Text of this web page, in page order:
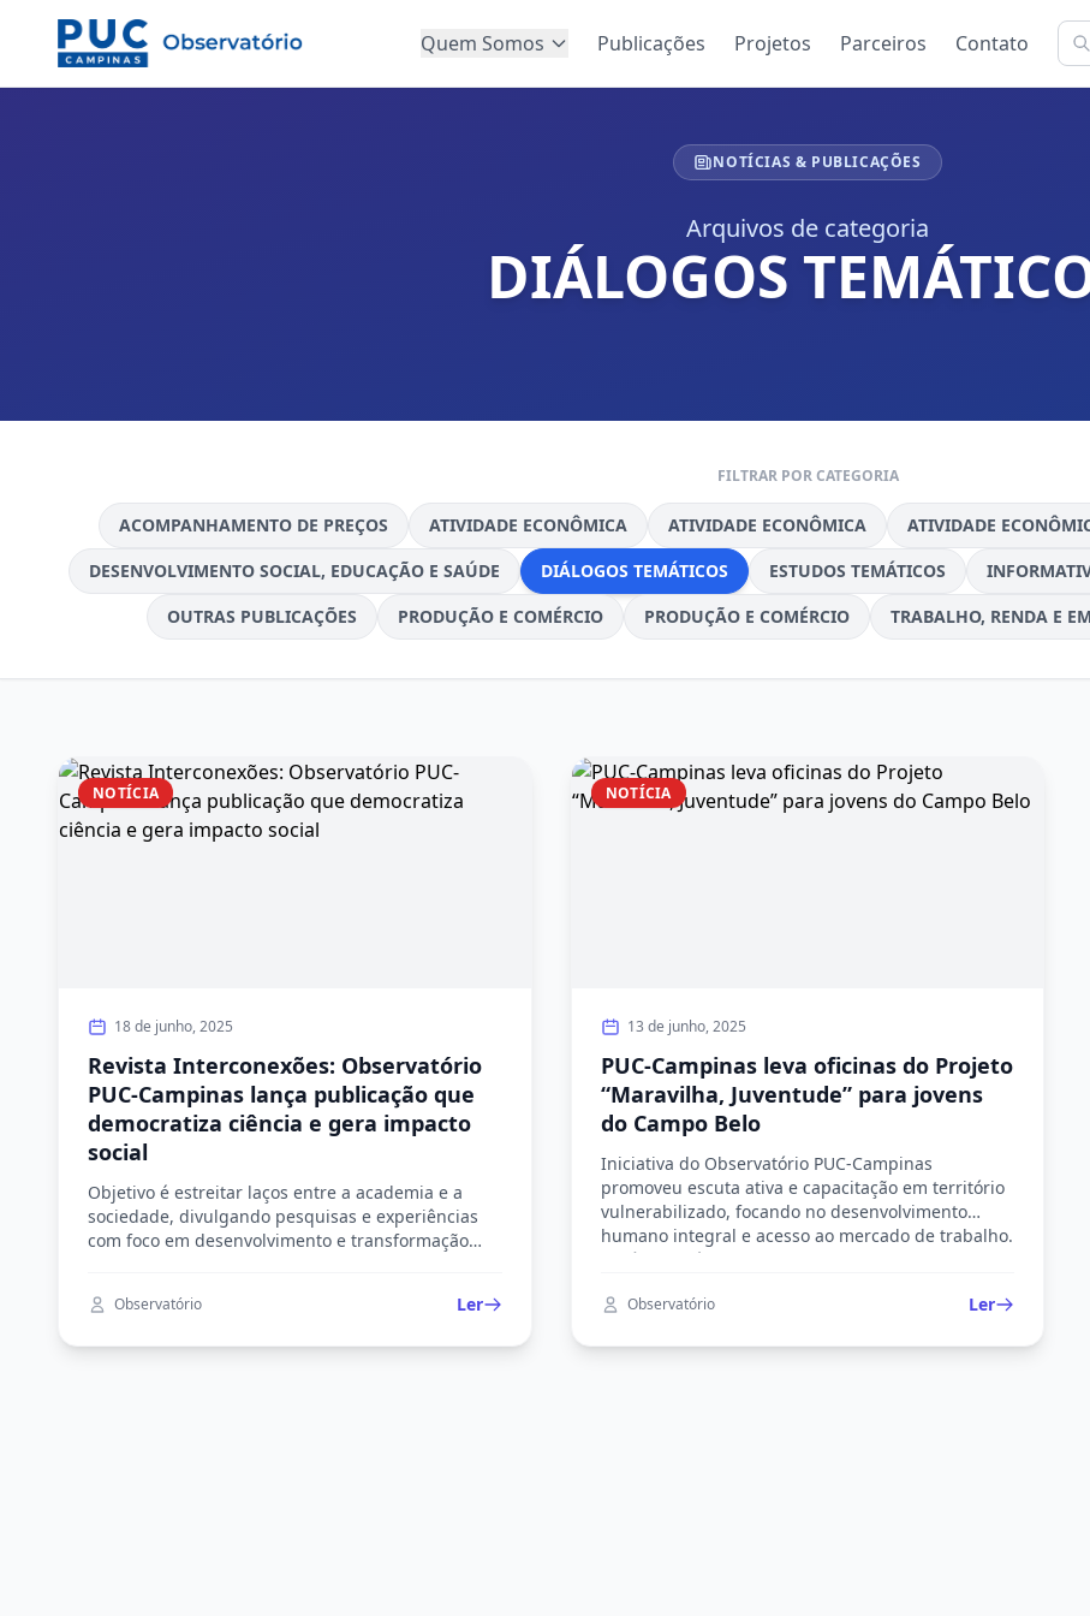
Quem Somos Publicações Projetos Parceiros Contato
NOTÍCIAS & PUBLICAÇÕES
Arquivos de categoria
DIÁLOGOS
FILTRAR POR CATEGORIA
ACOMPANHAMENTO DE PREÇOS ATIVIDADE ECONÔMICA ATIVIDADE ECONÔMICA ATIVIDADE
DESENVOLVIMENTO SOCIAL, EDUCAÇÃO E SAÚDE
DIÁLOGOS TEMÁTICOS ESTUDOS TEMÁTICOS
OUTRAS PUBLICAÇÕES
PRODUÇÃO E COMÉRCIO PRODUÇÃO E COMÉRCIO TRABALHO, RENDA E
NOTÍCIA
18 de junho, 2025
Revista Interconexões: Observatório
PUC-Campinas lança publicação que
democratiza ciência e gera impacto
social
Objetivo é estreitar laços entre a academia e a
sociedade, divulgando pesquisas e experiências
com foco em desenvolvimento e transformação
Observatório Ler
NOTÍCIA
13 de junho, 2025
PUC-Campinas leva oficinas do Projeto
“Maravilha, Juventude” para jovens
do Campo Belo
Iniciativa do Observatório PUC-Campinas
promoveu escuta ativa e capacitação em território
vulnerabilizado, focando no desenvolvimento
humano integral e acesso ao mercado de trabalho.
No último sábado (31), a Comunidade Santo
Auxílio da Humanidade, localizada na região do
uma importante ação social e educativa promovida
Observatório Ler